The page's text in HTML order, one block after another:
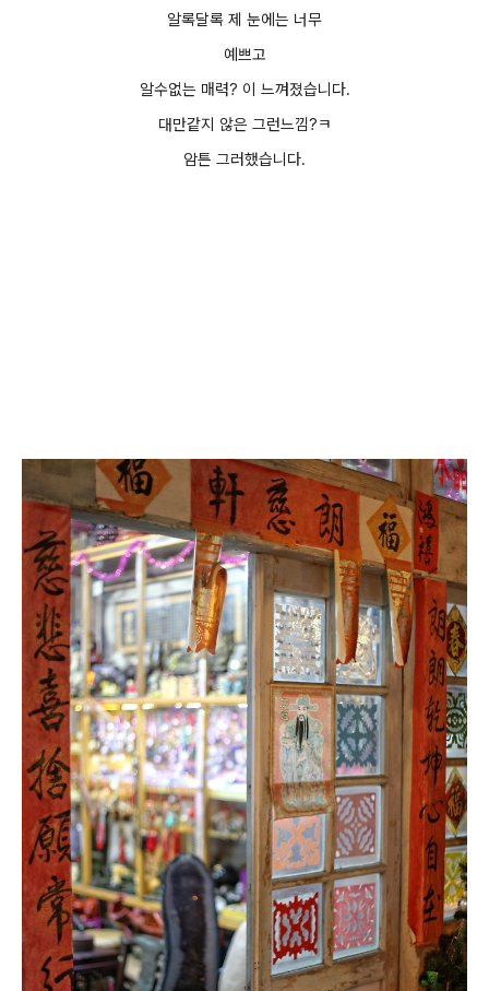
알록달록 제 눈에는 너무
예쁘고
알수없는 매력? 이 느껴졌습니다.
대만같지 않은 그런느낌?ㅋ
암튼 그러했습니다.